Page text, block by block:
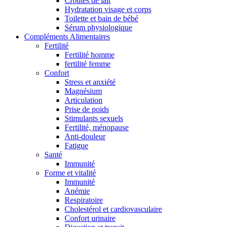
Hydratation visage et corps
Toilette et bain de bébé
Sérum physiologique
Compléments Alimentaires
Fertilité
Fertilité homme
fertilité femme
Confort
Stress et anxiété
Magnésium
Articulation
Prise de poids
Stimulants sexuels
Fertilité, ménopause
Anti-douleur
Fatigue
Santé
Immunité
Forme et vitalité
Immunité
Anémie
Respiratoire
Cholestérol et cardiovasculaire
Confort urinaire